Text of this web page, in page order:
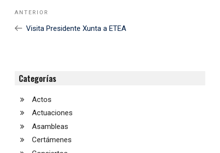
Navegación
entradas
Noticia
Anterior
ANTERIOR
Visita Presidente Xunta a ETEA
Categorías
Actos
Actuaciones
Asambleas
Certámenes